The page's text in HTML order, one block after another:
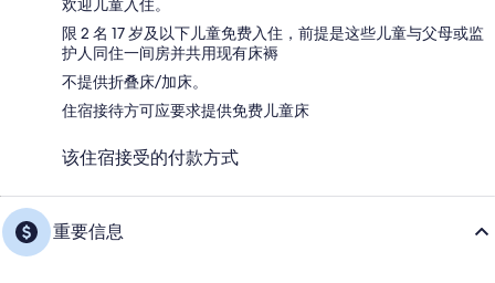
欢迎儿童入住。
限 2 名 17 岁及以下儿童免费入住，前提是这些儿童与父母或监
护人同住一间房并共用现有床褥
不提供折叠床/加床。
住宿接待方可应要求提供免费儿童床
该住宿接受的付款方式
重要信息